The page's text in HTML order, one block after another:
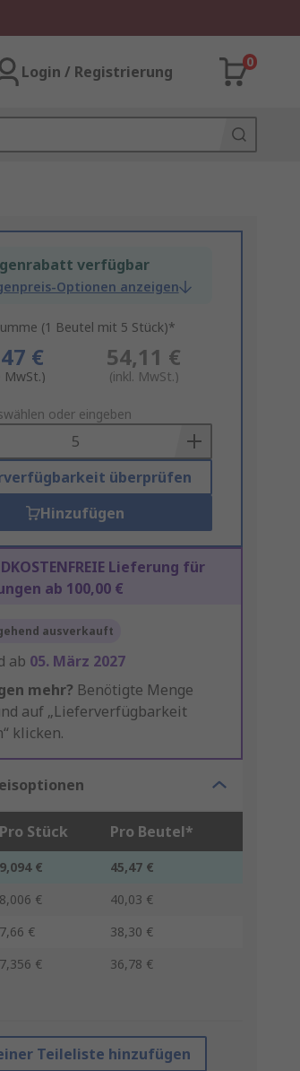
Login / Registrierung
0
verfügbar
Optionen anzeigen
(1 Beutel mit 5 Stück)*
€
MwSt.)
54,11 €
(inkl. MwSt.)
oder eingeben
überprüfen
Hinzufügen
Lieferung für
ab 100,00 €
ausverkauft
ab 05. März 2027
mehr? Benötigte Menge
auf „Lieferverfügbarkeit
klicken.
Pro Stück Pro Beutel*
9,094 €
45,47 €
8,006 €
40,03 €
7,66 €
38,30 €
7,356 € 36,78 €
Teileliste hinzufügen